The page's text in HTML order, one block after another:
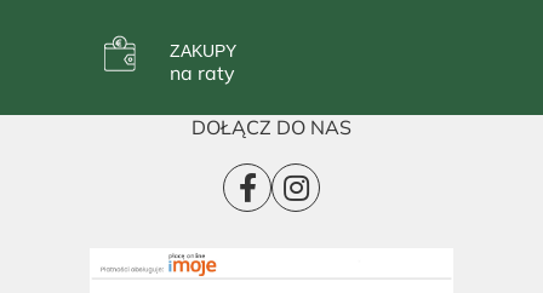
ZAKUPY
na raty
DOŁĄCZ DO NAS